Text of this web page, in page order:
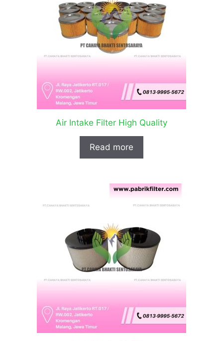
Air Intake Filter High Quality
Read more